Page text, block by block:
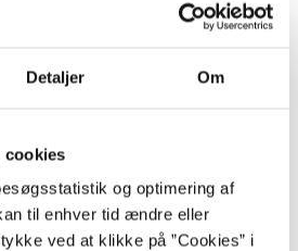
Detaljer Om
cookies
og optimering af
til enhver tid ændre eller
ved at klikke på ”Cookies” i
sin kanin, La Paix. Han er en
i kaninhop - en
kaniner springer over